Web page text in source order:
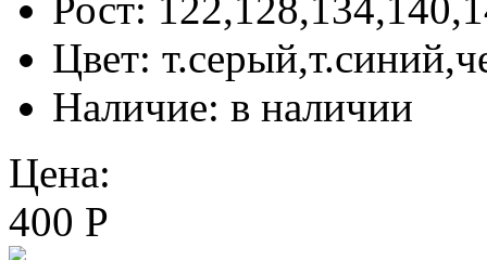
Цвет:
Наличие: в наличии
Цена:
400 Р